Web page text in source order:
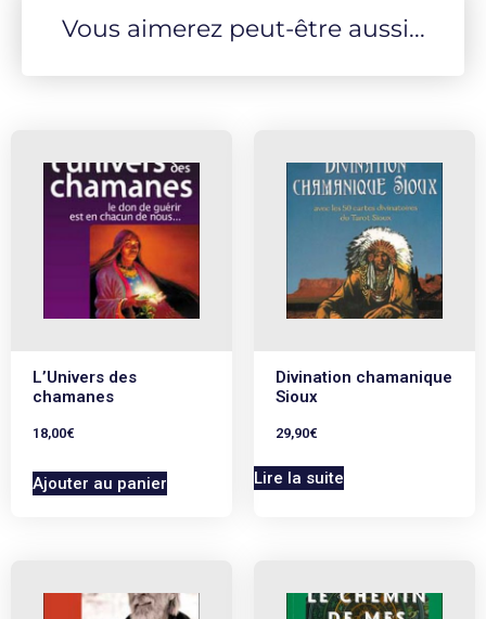
Vous aimerez peut-être aussi...
L’Univers des
chamanes
18,00€
Ajouter au panier
Divination chamanique
Sioux
29,90€
Lire la suite